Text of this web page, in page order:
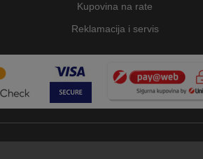
Kupovina na rate
Reklamacija i servis